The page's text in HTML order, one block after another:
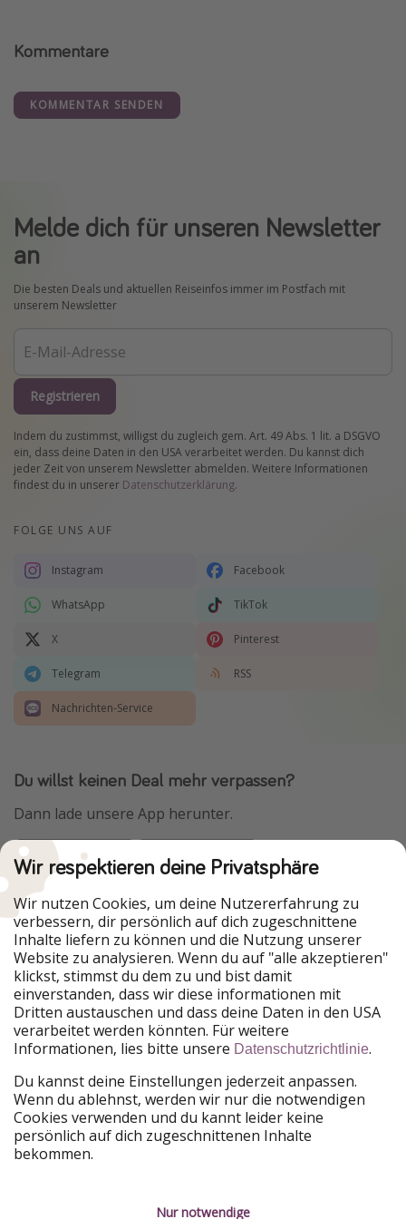
Kommentare
KOMMENTAR SENDEN
Melde dich für unseren Newsletter
an
Die besten Deals und aktuellen Reiseinfos immer im Postfach mit
unserem Newsletter
Registrieren
Indem du zustimmst, willigst du zugleich gem. Art. 49 Abs. 1 lit. a DSGVO
ein, dass deine Daten in den USA verarbeitet werden. Du kannst dich
jeder Zeit von unserem Newsletter abmelden. Weitere Informationen
findest du in unserer Datenschutzerklärung.
FOLGE UNS AUF
Instagram Facebook
WhatsApp TikTok
X Pinterest
Telegram RSS
Nachrichten-Service
Du willst keinen Deal mehr verpassen?
Dann lade unsere App herunter.
Urlaubspiraten ist Teil der HolidayPirates Group
Unsere Märkte
PiratinViaggio
HolidayPirates
VakantiePiraten
WakacyjniPiraci
VoyagesPirates
Ferienpiraten
Urlaubspiraten
ViajerosPiratas
TravelPirates
HolidayPirates Group
Lerne uns kennen
Über uns
Rechtliches
Wir respektieren deine Privatsphäre
Wir nutzen Cookies, um deine Nutzererfahrung zu
verbessern, dir persönlich auf dich zugeschnittene
Inhalte liefern zu können und die Nutzung unserer
Website zu analysieren. Wenn du auf "alle akzeptieren"
klickst, stimmst du dem zu und bist damit
einverstanden, dass wir diese informationen mit
Dritten austauschen und dass deine Daten in den USA
verarbeitet werden könnten. Für weitere
Informationen, lies bitte unsere Datenschutzrichtlinie.
Du kannst deine Einstellungen jederzeit anpassen.
Wenn du ablehnst, werden wir nur die notwendigen
Cookies verwenden und du kannt leider keine
persönlich auf dich zugeschnittenen Inhalte
bekommen.
Nur notwendige